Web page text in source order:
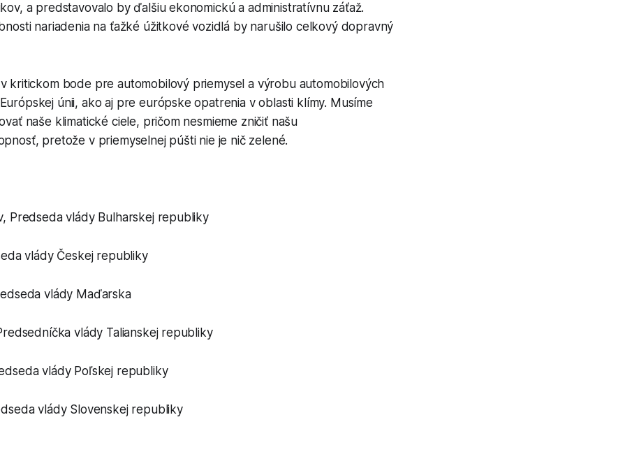
a predstavovalo by ďalšiu ekonomickú a administratívnu záťaž.
nariadenia na ťažké úžitkové vozidlá by narušilo celkový dopravný
v kritickom bode pre automobilový priemysel a výrobu automobilových
únii, ako aj pre európske opatrenia v oblasti klímy. Musíme
naše klimatické ciele, pričom nesmieme zničiť našu
pretože v priemyselnej púšti nie je nič zelené.
Predseda vlády Bulharskej republiky
vlády Českej republiky
vlády Maďarska
vlády Talianskej republiky
vlády Poľskej republiky
vlády Slovenskej republiky